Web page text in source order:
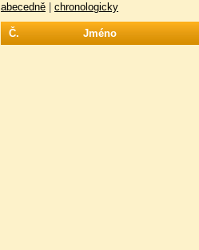
abecedně chronologicky
Č. Jméno